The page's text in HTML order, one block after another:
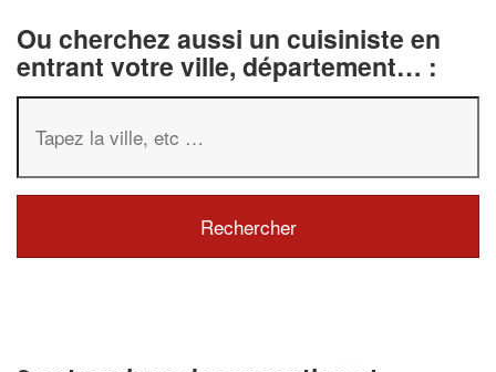
Ou cherchez aussi un cuisiniste en
entrant votre ville, département… :